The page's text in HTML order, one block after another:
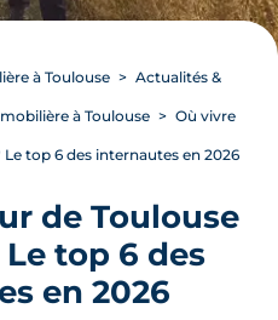
à Toulouse Actualités &
à Toulouse Où vivre
top 6 des internautes en 2026
de Toulouse
top 6 des
en 2026